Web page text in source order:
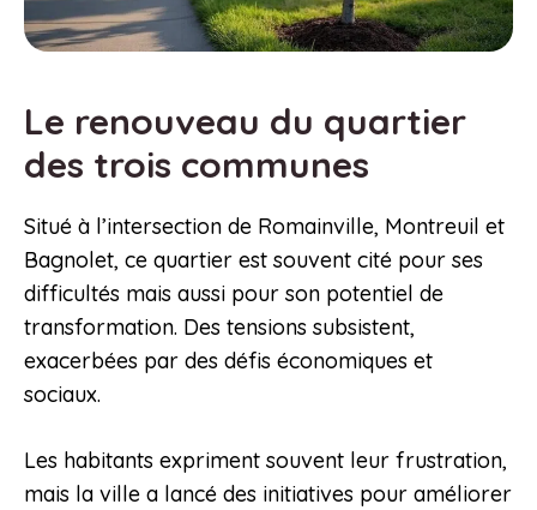
Le renouveau du quartier
des trois communes
Situé à l’intersection de Romainville, Montreuil et
Bagnolet, ce quartier est souvent cité pour ses
difficultés mais aussi pour son potentiel de
transformation. Des tensions subsistent,
exacerbées par des défis économiques et
sociaux.
Les habitants expriment souvent leur frustration,
mais la ville a lancé des initiatives pour améliorer